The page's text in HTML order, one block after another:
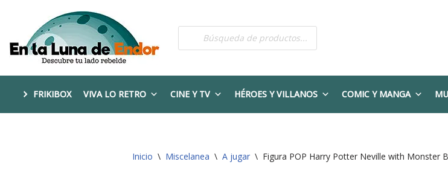
al
contenido
FRIKIBOX VIVA LO RETRO CINE Y TV HÉROES Y VILLANOS COMIC Y MANGA
Inicio \ Miscelanea \ A jugar \ Figura POP Harry Potter Neville with Monster